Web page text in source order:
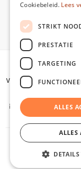
Algemene
Verzendingen
info@partizaan.be
2026 Uitgeverij
Cookiebeleid. Lees
STRIKT
PRESTATIE
TARGETING
ALLES
ALLES
DETAILS